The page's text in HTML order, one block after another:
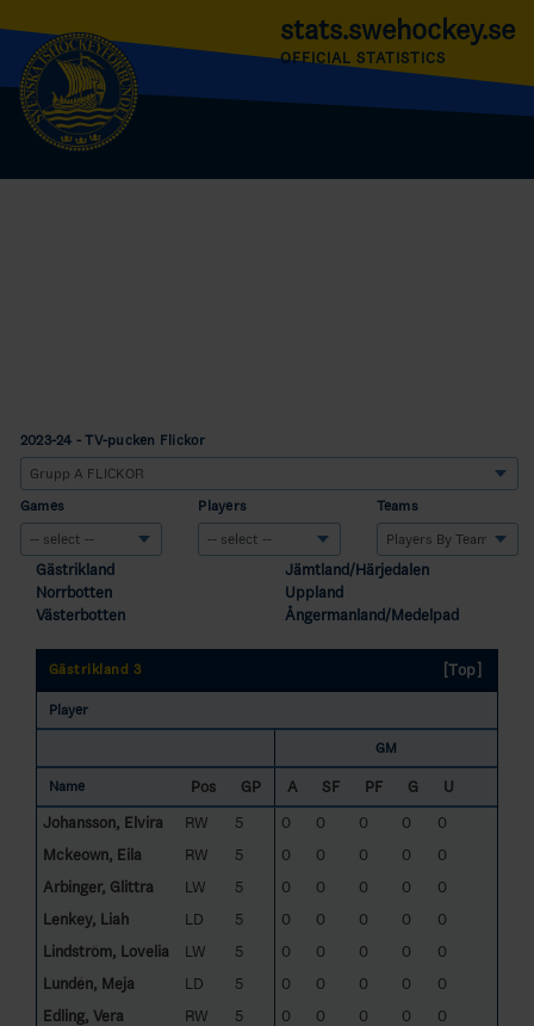
stats.swehockey.se
OFFICIAL STATISTICS
2023-24 - TV-pucken Flickor
Games Players Teams
Gästrikland
Jämtland/Härjedalen
Norrbotten
Uppland
Västerbotten
Ångermanland/Medelpad
Gästrikland 3 [Top]
Player
GM
Name Pos GP A SF PF G
U
Johansson, Elvira
RW 5 0 0 0 0
0
Mckeown, Eila
RW 5 0 0 0 0
0
Arbinger, Glittra
LW 5 0 0 0 0
0
Lenkey, Liah
LD 5 0 0 0 0
0
Lindström, Lovelia
LW 5 0 0 0 0
0
Lundén, Meja
LD 5 0 0 0 0
0
Edling, Vera
RW 5 0 0 0 0
0